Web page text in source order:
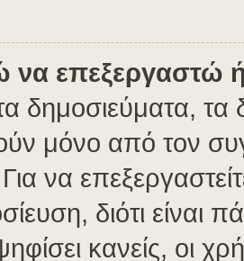
επεξεργαστώ
δημοσιεύματα,
μόνο από τον
Για να
διότι είναι
κανείς, οι